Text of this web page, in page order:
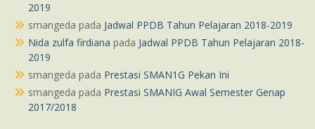
2019
smangeda pada Jadwal PPDB Tahun Pelajaran 2018-2019
Nida zulfa firdiana pada Jadwal PPDB Tahun Pelajaran 2018-
2019
smangeda pada Prestasi SMAN1G Pekan Ini
smangeda pada Prestasi SMANIG Awal Semester Genap
2017/2018